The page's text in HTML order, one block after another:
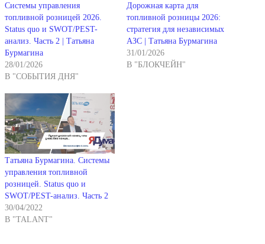
Системы управления
топливной розницей 2026.
Status quo и SWOT/PEST-
анализ. Часть 2 | Татьяна
Бурмагина
28/01/2026
В "СОБЫТИЯ ДНЯ"
Дорожная карта для
топливной розницы 2026:
стратегия для независимых
АЗС | Татьяна Бурмагина
31/01/2026
В "БЛОКЧЕЙН"
Татьяна Бурмагина. Системы
управления топливной
розницей. Status quo и
SWOT/PEST-анализ. Часть 2
30/04/2022
В "TALANT"